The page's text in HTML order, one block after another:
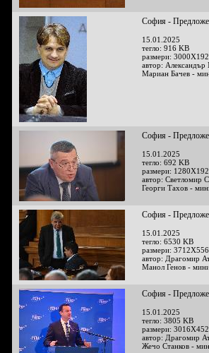
София -
15.01.2025
тегло: 916 KB
размери:
автор:
Мариан Бачев -
София -
15.01.2025
тегло: 692 KB
размери:
автор: Светломир
Георги Тахов -
София -
15.01.2025
тегло: 6530 KB
размери:
автор: Драгомир
Манол Генов -
София -
15.01.2025
тегло: 3805 KB
размери:
автор: Драгомир
Жечо Станков -